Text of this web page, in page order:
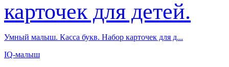
Умный малыш. Касса букв. Набор карточек для д...
IQ-малыш